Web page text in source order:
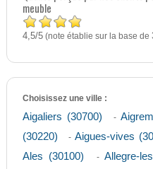
meuble
4,5/5(note établie sur la base de
Choisissez une ville :
Aigaliers (30700) -
(30220)
- Aigues-vives
Ales (30100) -Allegre-